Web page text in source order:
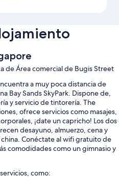
de Área comercial de Bugis Street
a muy poca distancia de
Bay Sands SkyPark. Dispone de,
y servicio de tintorería. The
ofrece servicios como masajes,
¡date un capricho! Los dos
desayuno, almuerzo, cena y
Conéctate al wifi gratuito de
comodidades como un gimnasio y
como: